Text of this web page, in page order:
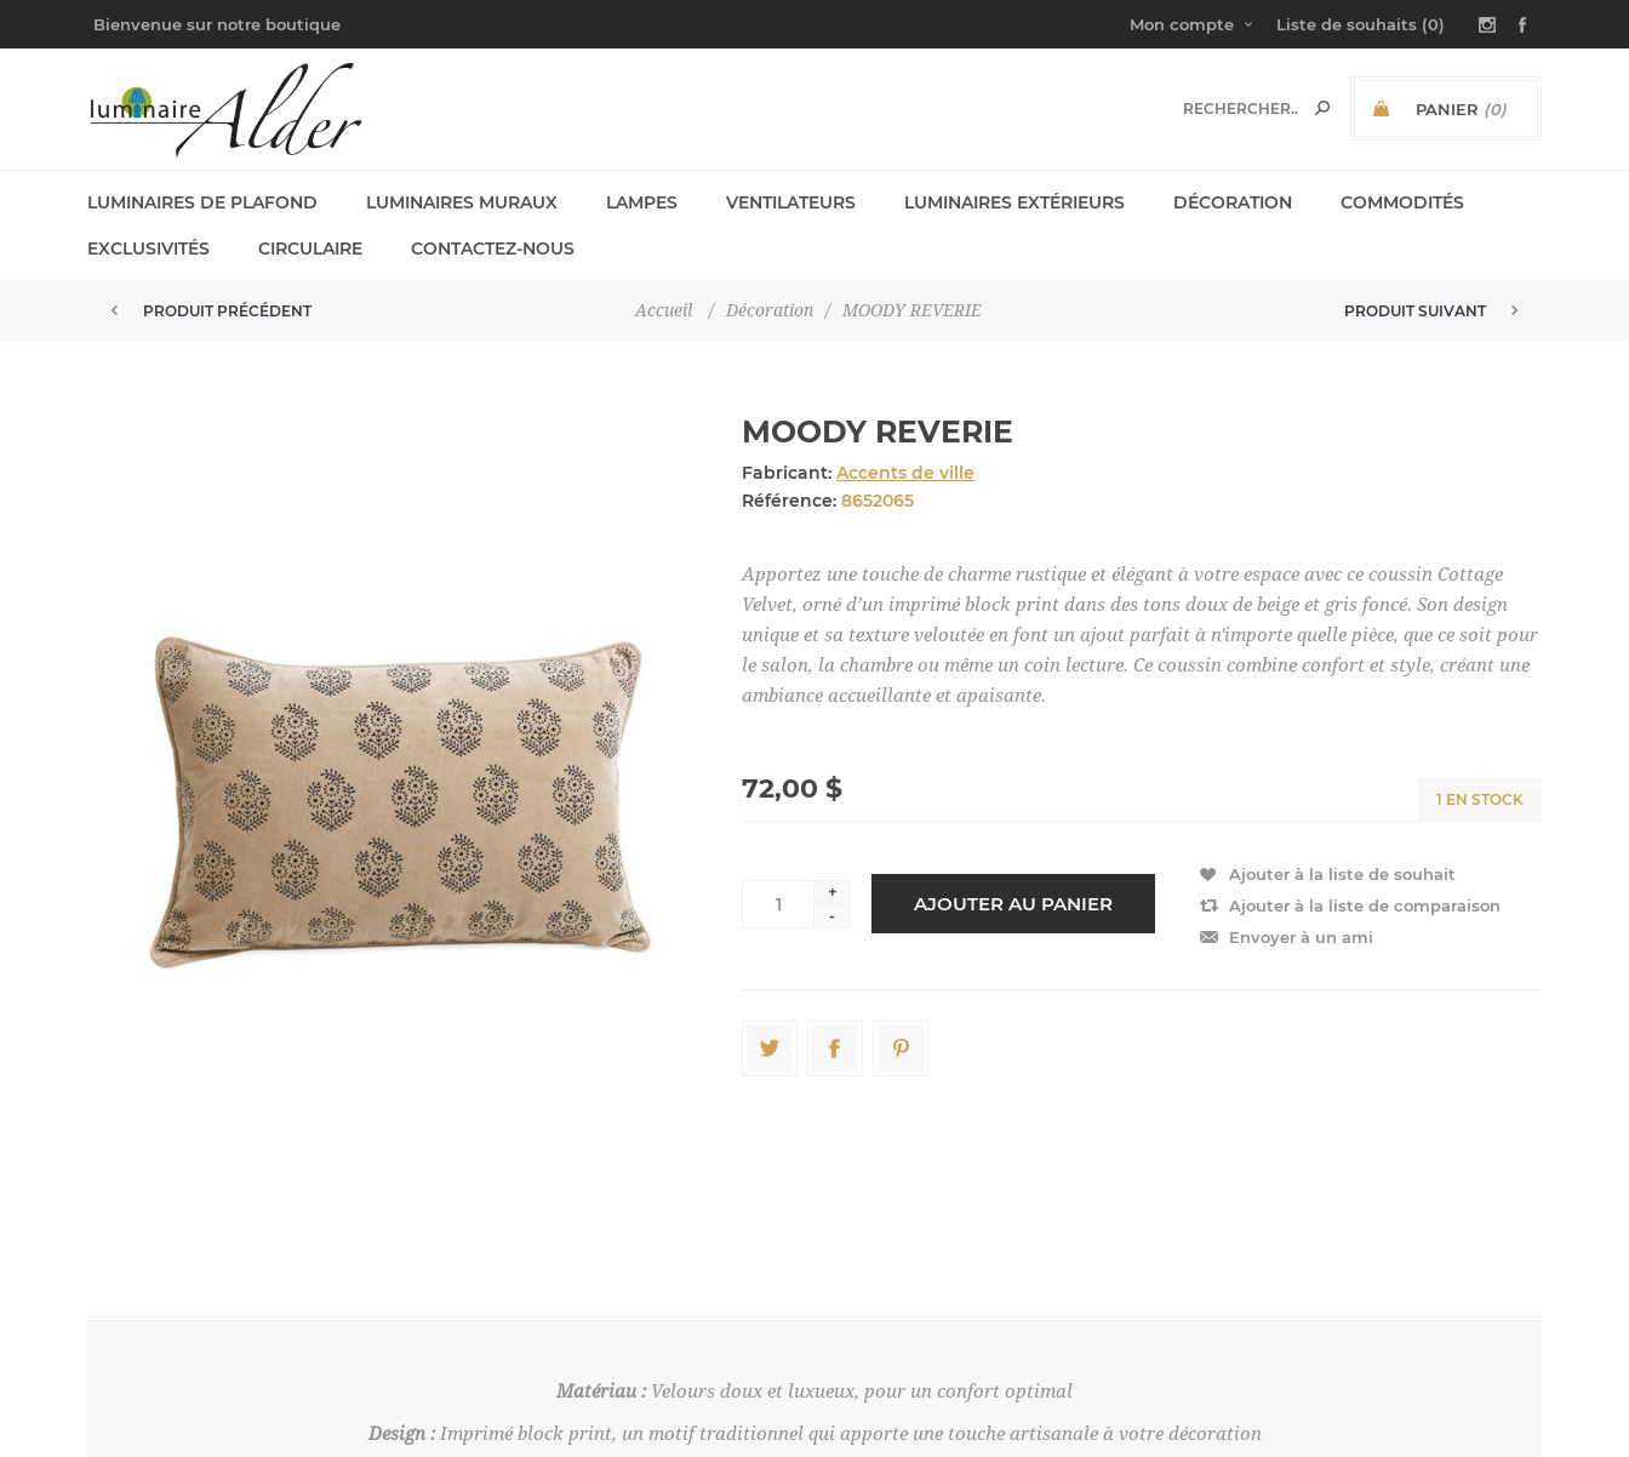
Bienvenue sur notre boutique Mon compte Liste de souhaits (0)
PANIER (0)
LUMINAIRES DE PLAFOND LUMINAIRES MURAUX LAMPES VENTILATEURS LUMINAIRES EXTÉRIEURS DÉCORATION COMMODITÉS
EXCLUSIVITÉS CIRCULAIRE CONTACTEZ-NOUS
Accueil / Décoration / MOODY REVERIE
PRODUIT PRÉCÉDENT PRODUIT SUIVANT
MOODY REVERIE
Fabricant: Accents de ville
Référence: 8652065
Apportez une touche de charme rustique et élégant à votre espace avec ce coussin Cottage
Velvet, orné d’un imprimé block print dans des tons doux de beige et gris foncé. Son design
unique et sa texture veloutée en font un ajout parfait à n'importe quelle pièce, que ce soit pour
le salon, la chambre ou même un coin lecture. Ce coussin combine confort et style, créant une
ambiance accueillante et apaisante.
72,00 $ 1 EN STOCK
+
-
Matériau :Velours doux et luxueux, pour un confort optimal
Design :Imprimé block print, un motif traditionnel qui apporte une touche artisanale à votre décoration